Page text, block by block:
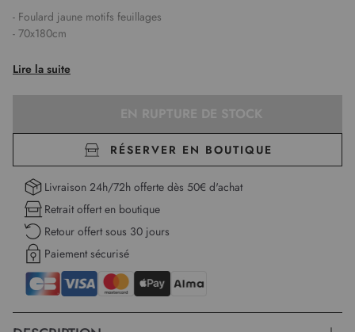
- Foulard jaune motifs feuillages
- 70x180cm
Lire la suite
RÉSERVER EN BOUTIQUE
Livraison 24h/72h offerte dès 50€ d'achat
Retrait offert en boutique
Retour offert sous 30 jours
Paiement sécurisé